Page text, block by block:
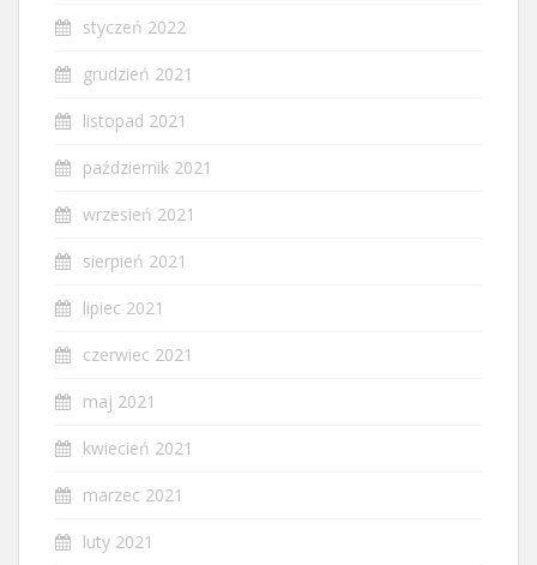
styczeń 2022
grudzień 2021
listopad 2021
październik 2021
wrzesień 2021
sierpień 2021
lipiec 2021
czerwiec 2021
maj 2021
kwiecień 2021
marzec 2021
luty 2021